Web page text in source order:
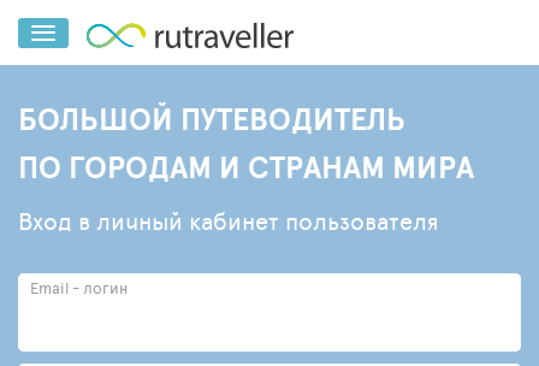
БОЛЬШОЙ ПУТЕВОДИТЕЛЬ
ПО ГОРОДАМ И СТРАНАМ МИРА
Вход в личный кабинет пользователя
Email - логин